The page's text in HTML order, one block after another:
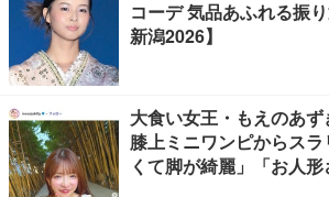
コーデ 気品あふれる振
新潟2026】
大食い女王・もえのあず
膝上ミニワンピからス
くて脚が綺麗」「お人形